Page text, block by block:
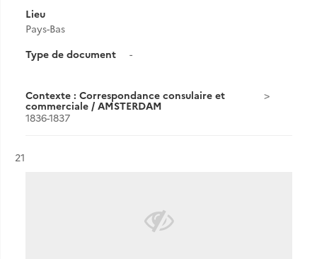
Lieu
Pays-Bas
Type de document
-
Contexte : Correspondance consulaire et
commerciale / AMSTERDAM
1836-1837
Résultat n°
21